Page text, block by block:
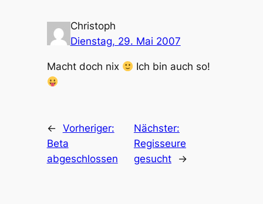
Christoph
Dienstag, 29. Mai 2007
Macht doch nix Ich bin auch so!
← Vorheriger:
Beta
abgeschlossen
Nächster:
Regisseure
gesucht
→